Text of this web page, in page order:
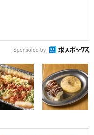
Sponsored by